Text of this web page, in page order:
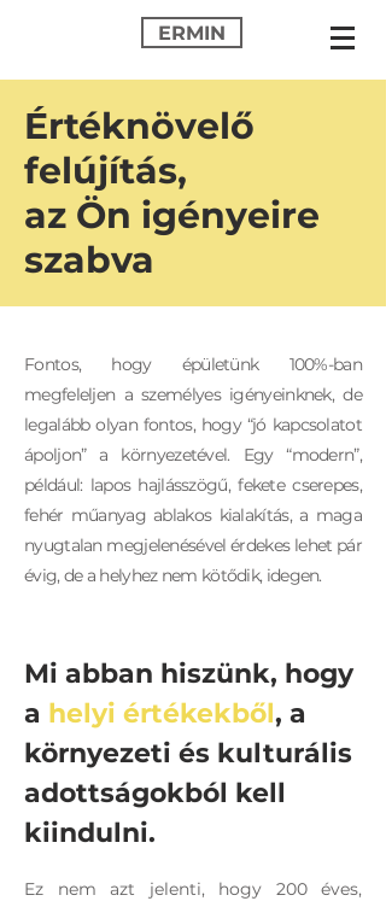
ERMIN
Értéknövelő
felújítás,
az Ön igényeire
szabva
Fontos, hogy épületünk 100%-ban
megfeleljen a személyes igényeinknek, de
legalább olyan fontos, hogy “jó kapcsolatot
ápoljon” a környezetével. Egy “modern”,
például: lapos hajlásszögű, fekete cserepes,
fehér műanyag ablakos kialakítás, a maga
nyugtalan megjelenésével érdekes lehet pár
évig, de a helyhez nem kötődik, idegen.
Mi abban hiszünk, hogy
a helyi értékekből, a
környezeti és kulturális
adottságokból kell
kiindulni.
Ez nem azt jelenti, hogy 200 éves,